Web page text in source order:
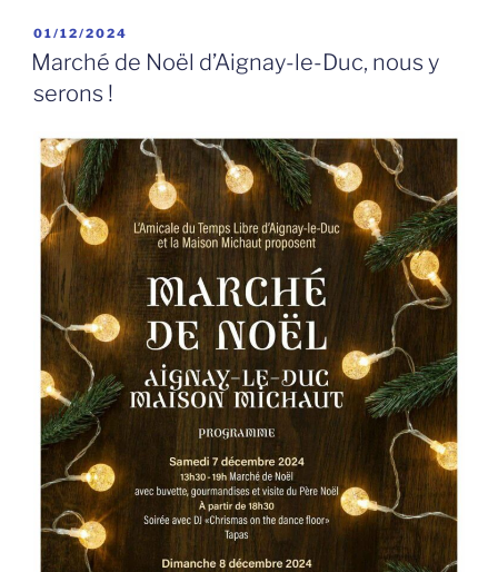
PUBLIÉ
LE
01/12/2024
Marché de Noël d’Aignay-le-Duc, nous y
serons !